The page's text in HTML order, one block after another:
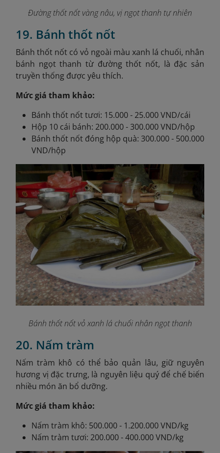
Đường thốt nốt vàng nâu, vị ngọt thanh tự nhiên
19. Bánh thốt nốt
Bánh thốt nốt có vỏ ngoài màu xanh lá chuối, nhân
bánh ngọt thanh từ đường thốt nốt, là đặc sản
truyền thống được yêu thích.
Mức giá tham khảo:
Bánh thốt nốt tươi: 15.000 - 25.000 VND/cái
Hộp 10 cái bánh: 200.000 - 300.000 VND/hộp
Bánh thốt nốt đóng hộp quà: 300.000 - 500.000
VND/hộp
Bánh thốt nốt vỏ xanh lá chuối nhân ngọt thanh
20. Nấm tràm
Nấm tràm khô có thể bảo quản lâu, giữ nguyên
hương vị đặc trưng, là nguyên liệu quý để chế biến
nhiều món ăn bổ dưỡng.
Mức giá tham khảo:
Nấm tràm khô: 500.000 - 1.200.000 VND/kg
Nấm tràm tươi: 200.000 - 400.000 VND/kg